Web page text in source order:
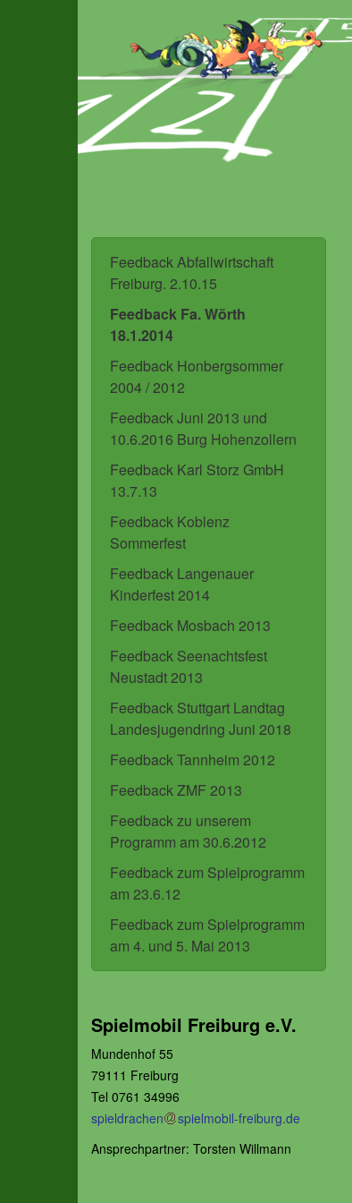
Feedback Abfallwirtschaft
Freiburg. 2.10.15
Feedback Fa. Wörth
18.1.2014
Feedback Honbergsommer
2004 / 2012
Feedback Juni 2013 und
10.6.2016 Burg Hohenzollern
Feedback Karl Storz GmbH
13.7.13
Feedback Koblenz
Sommerfest
Feedback Langenauer
Kinderfest 2014
Feedback Mosbach 2013
Feedback Seenachtsfest
Neustadt 2013
Feedback Stuttgart Landtag
Landesjugendring Juni 2018
Feedback Tannheim 2012
Feedback ZMF 2013
Feedback zu unserem
Programm am 30.6.2012
Feedback zum Spielprogramm
am 23.6.12
Feedback zum Spielprogramm
am 4. und 5. Mai 2013
Spielmobil Freiburg e.V.
Mundenhof 55
79111 Freiburg
Tel 0761 34996
spieldrachen
spielmobil-freiburg.de
Ansprechpartner: Torsten Willmann